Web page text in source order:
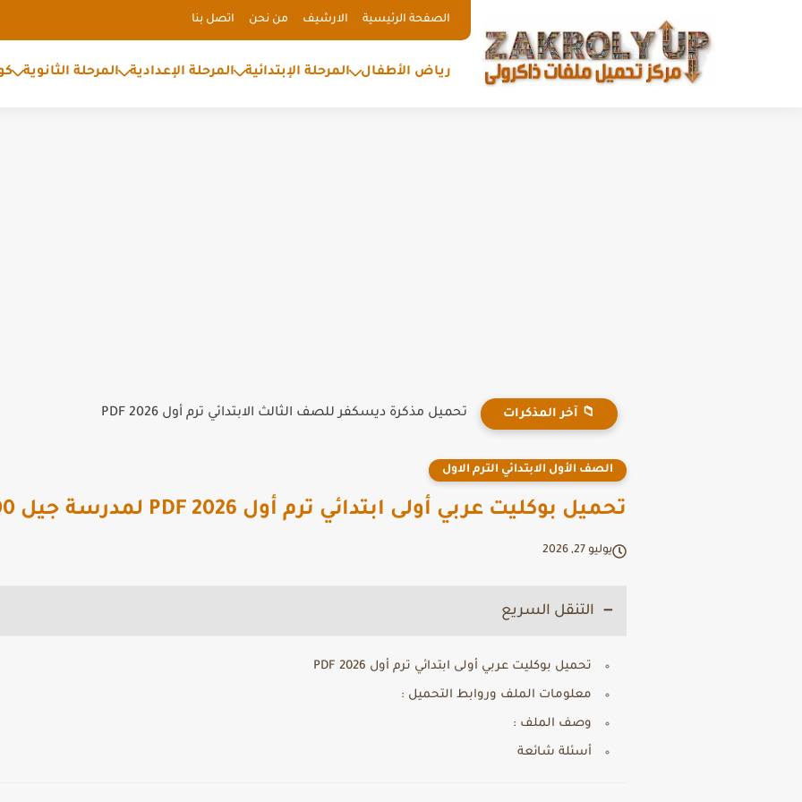
الصفحة الرئيسية الارشيف من نحن اتصل بنا
رياض الأطفال المرحلة الإبتدائية المرحلة الإعدادية المرحلة الثانوية
📁 آخر المذكرات تحميل مذكرة ديسكفر للصف الثالث الابتدائي ترم أول 2026 PDF
الصف الأول الابتدائي الترم الاول
تحميل بوكليت عربي أولى ابتدائي ترم أول 2026 PDF لمدرسة جيل 2000 لغات
يوليو 27, 2026
التنقل السريع
تحميل بوكليت عربي أولى ابتدائي ترم أول 2026 PDF
معلومات الملف وروابط التحميل :
وصف الملف :
أسئلة شائعة